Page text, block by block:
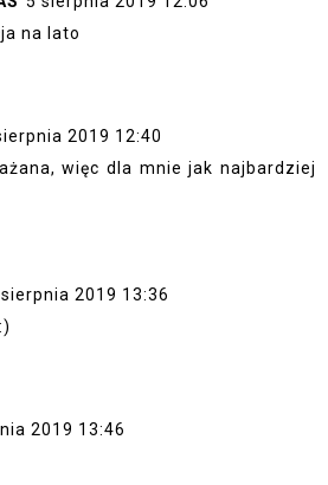
na lato
2019 12:40
więc dla mnie jak najbardziej
2019 13:36
2019 13:46